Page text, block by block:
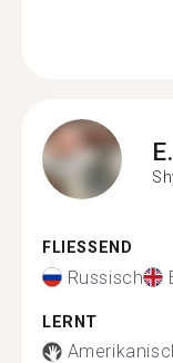
E.
FLIESSEND
Russisch
LERNT